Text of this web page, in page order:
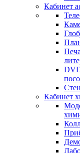
Кабинет
Кабинет